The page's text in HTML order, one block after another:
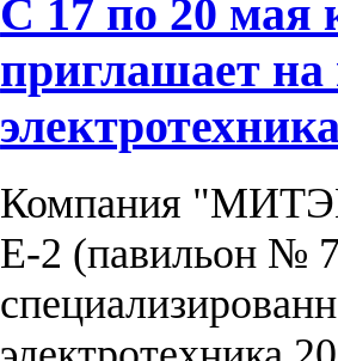
С 17 по 20
приглашает
Компания
Е-2 (павильон №